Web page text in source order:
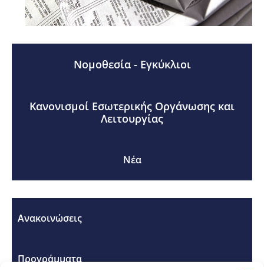
Νομοθεσία - Εγκύκλιοι
Κανονισμοί Εσωτερικής Οργάνωσης και
Λειτουργίας
Νέα
Ανακοινώσεις
Προγράμματα